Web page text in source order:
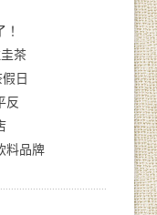
茶
日
反
料品牌